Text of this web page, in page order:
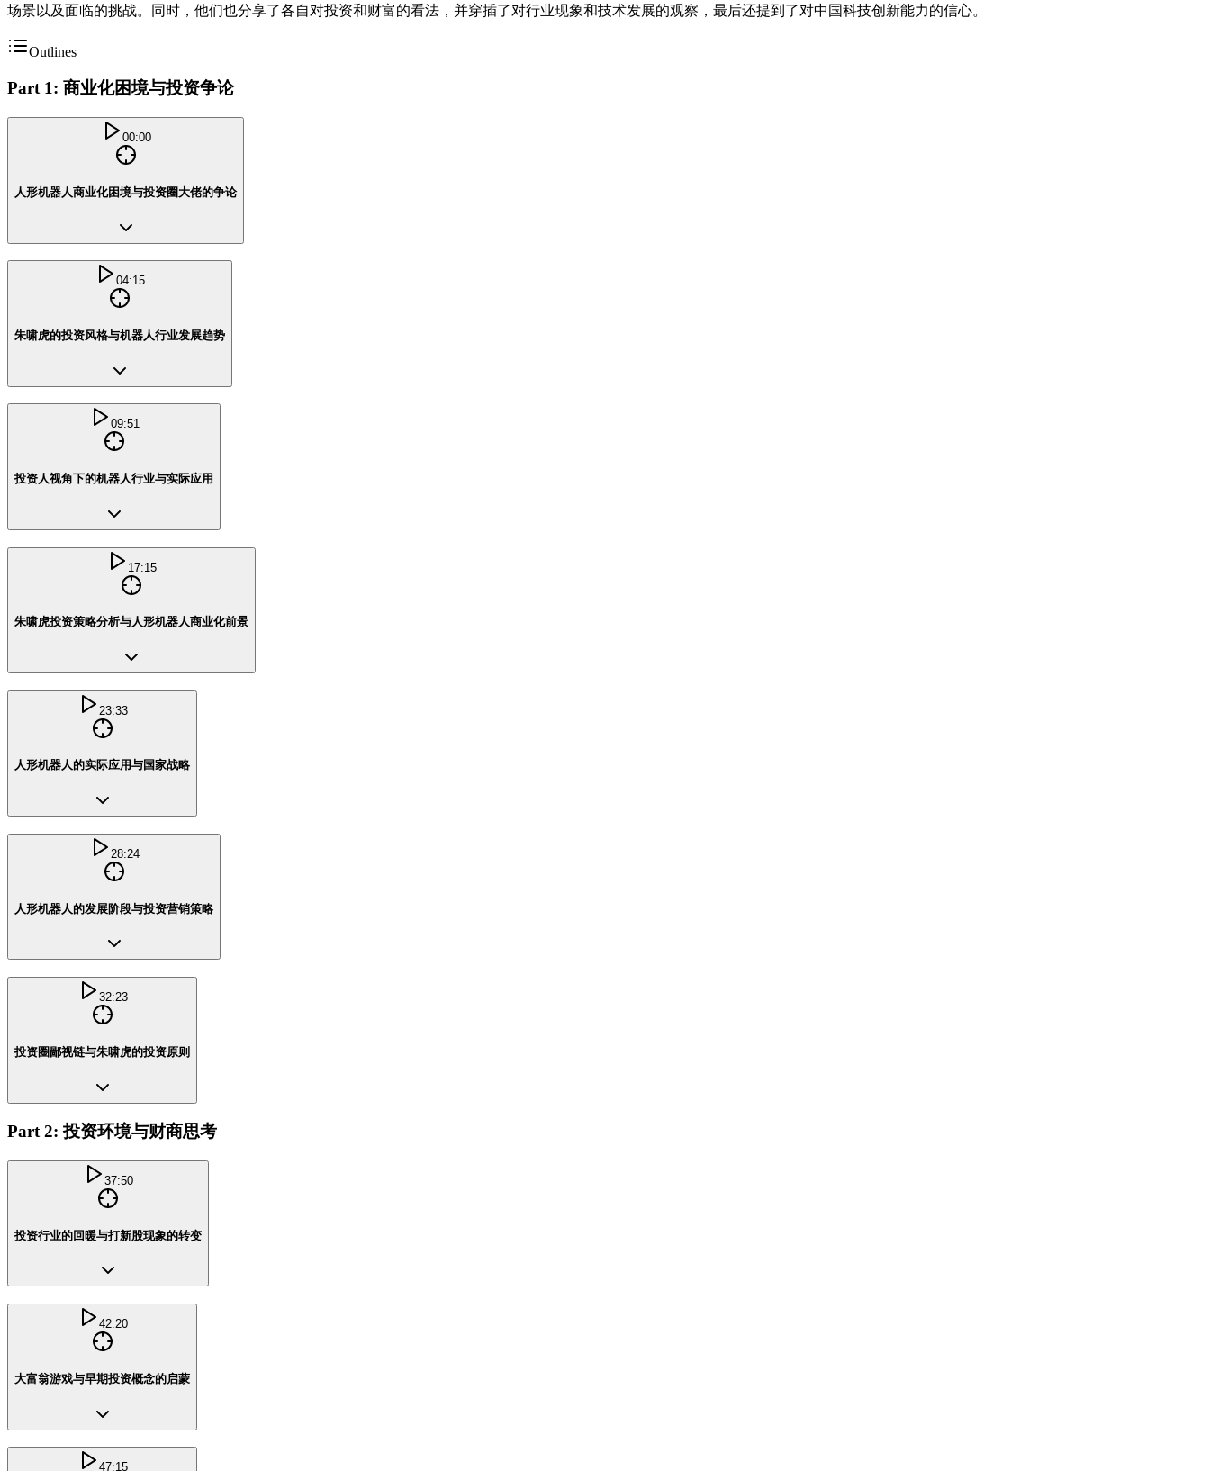
场景以及面临的挑战。同时，他们也分享了各自对投资和财富的看法，并穿插了对行业现象和技术发展的观察，最后还提到了对中国科技创新能力的信心。
Outlines
Part 1: 商业化困境与投资争论
00:00
人形机器人商业化困境与投资圈大佬的争论
04:15
朱啸虎的投资风格与机器人行业发展趋势
09:51
投资人视角下的机器人行业与实际应用
17:15
朱啸虎投资策略分析与人形机器人商业化前景
23:33
人形机器人的实际应用与国家战略
28:24
人形机器人的发展阶段与投资营销策略
32:23
投资圈鄙视链与朱啸虎的投资原则
Part 2: 投资环境与财商思考
37:50
投资行业的回暖与打新股现象的转变
42:20
大富翁游戏与早期投资概念的启蒙
47:15